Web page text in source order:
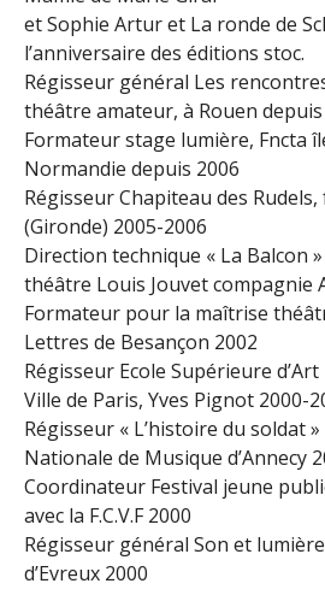
et Sophie Artur et La ronde de
l’anniversaire des éditions stoc.
Régisseur général Les
théâtre amateur, à Rouen depuis
Formateur stage lumière, Fncta
Normandie depuis 2006
Régisseur Chapiteau des
(Gironde) 2005-2006
Direction technique « La Balcon
théâtre Louis Jouvet compagnie
Formateur pour la maîtrise
Lettres de Besançon 2002
Régisseur Ecole Supérieure
Ville de Paris, Yves Pignot 2000-
Régisseur « L’histoire du soldat »
Nationale de Musique d’Annecy
Coordinateur Festival jeune
avec la F.C.V.F 2000
Régisseur général Son et
d’Evreux 2000